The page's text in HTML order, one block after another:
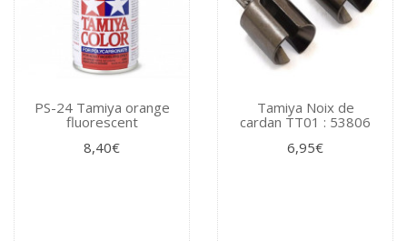
PS-24 Tamiya orange
fluorescent
8,40€
Tamiya Noix de
cardan TT01 : 53806
6,95€